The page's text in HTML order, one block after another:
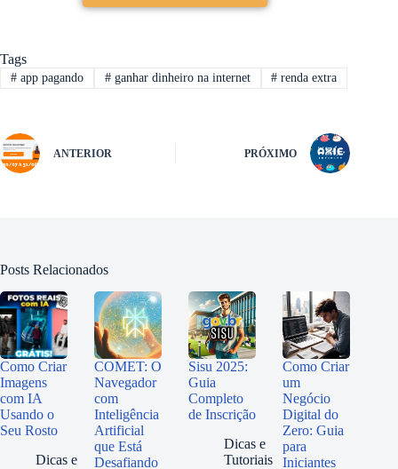
Tags
#app pagando #ganhar dinheiro na internet # renda extra
ANTERIOR PRÓXIMO
Posts Relacionados
Como Criar
Imagens
com IA
Usando o
Seu Rosto
Dicas e
COMET: O
Navegador
com
Inteligência
Artificial
que Está
Desafiando
Sisu 2025:
Guia
Completo
de Inscrição
Dicas e
Tutoriais
Como Criar
um
Negócio
Digital do
Zero: Guia
para
Iniciantes